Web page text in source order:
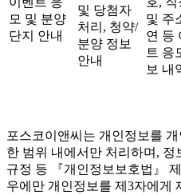
모 및 분양
단지 안내
및 당첨자
처리, 청약/
분양 정보
안내
및 주
연 등
트 응
보 내
포스코이앤씨는 개인정보를
한 범위 내에서만 처리하며,
규정 등 『개인정보보호법』
우에만 개인정보를 제3자에게